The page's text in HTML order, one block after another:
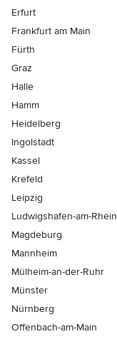
Erfurt
Frankfurt am Main
Fürth
Graz
Halle
Hamm
Heidelberg
Ingolstadt
Kassel
Krefeld
Leipzig
Ludwigshafen-am-Rhein
Magdeburg
Mannheim
Mülheim-an-der-Ruhr
Münster
Nürnberg
Offenbach-am-Main